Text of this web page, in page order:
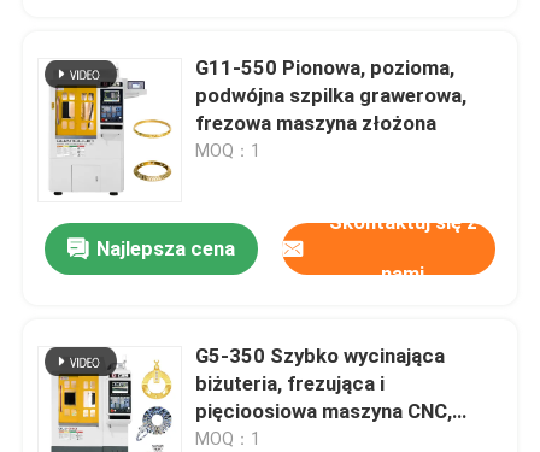
G11-550 Pionowa, pozioma,
podwójna szpilka grawerowa,
frezowa maszyna złożona
MOQ：1
Najlepsza cena
Skontaktuj się z
nami
G5-350 Szybko wycinająca
biżuteria, frezująca i
pięcioosiowa maszyna CNC,
grawerowanie biżuterii, maszyna
MOQ：1